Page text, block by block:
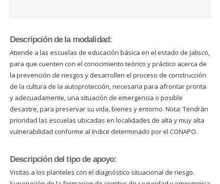
Descripción de la modalidad:
Atiende a las escuelas de educación básica en el estado de Jalisco,
para que cuenten con el conocimiento teórico y práctico acerca de
la prevención de riesgos y desarrollen el proceso de construcción
de la cultura de la autoprotección, necesaria para afrontar pronta
y adecuadamente, una situación de emergencia o posible
desastre, para preservar su vida, bienes y entorno. Nota: Tendrán
prioridad las escuelas ubicadas en localidades de alta y muy alta
vulnerabilidad conforme al índice determinado por el CONAPO.
Descripción del tipo de apoyo:
Visitas a los planteles con el diagnóstico situacional de riesgo.